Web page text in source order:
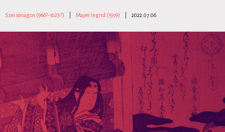
Szei sónagon (966?-1025?) Mayer Ingrid (1979) 2022.07.06.